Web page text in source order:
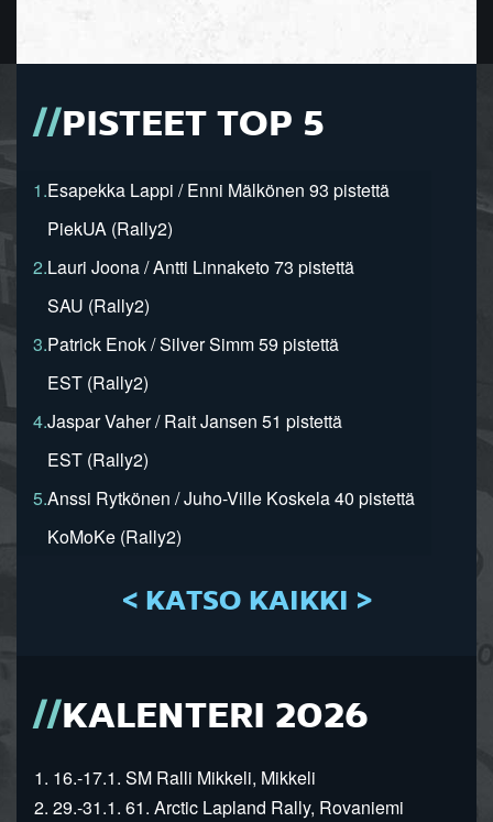
PISTEET TOP 5
1.Esapekka Lappi / Enni Mälkönen 93 pistettä
PiekUA (Rally2)
2.Lauri Joona / Antti Linnaketo 73 pistettä
SAU (Rally2)
3.Patrick Enok / Silver Simm 59 pistettä
EST (Rally2)
4.Jaspar Vaher / Rait Jansen 51 pistettä
EST (Rally2)
5.Anssi Rytkönen / Juho-Ville Koskela 40 pistettä
KoMoKe (Rally2)
< KATSO KAIKKI >
KALENTERI 2026
1. 16.-17.1. SM Ralli Mikkeli, Mikkeli
2. 29.-31.1. 61. Arctic Lapland Rally, Rovaniemi